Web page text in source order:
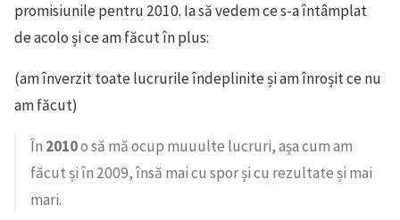
promisiunile pentru 2010. Ia să vedem ce s-a întâmplat
de acolo și ce am făcut în plus:
(am înverzit toate lucrurile îndeplinite și am înroșit ce nu
am făcut)
În 2010o să mă ocup muuulte lucruri, așa cum am
făcut și în 2009, însă mai cu spor și cu rezultate și mai
mari.